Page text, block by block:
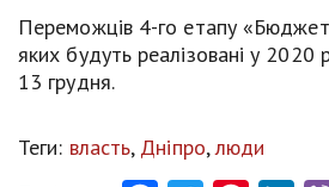
Переможців 4-го етапу
яких будуть реалізовані у 2020
13 грудня.
Теги: власть, Дніпро,люди